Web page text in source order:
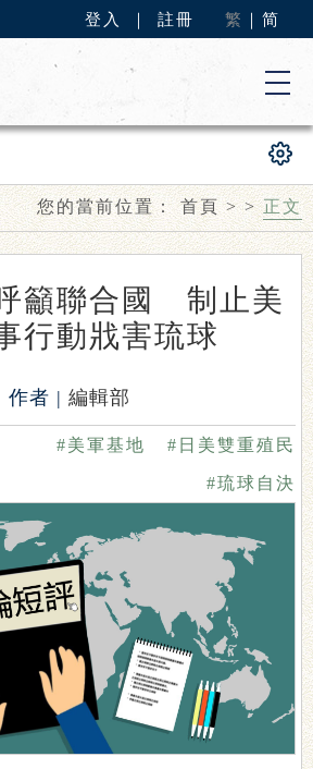
登入 註冊 繁 简
您的當前位置：首頁>>正文
籲聯合國 制止美
行動戕害琉球
作者 | 編輯部
#日美雙重殖民
#美軍基地
#琉球自決